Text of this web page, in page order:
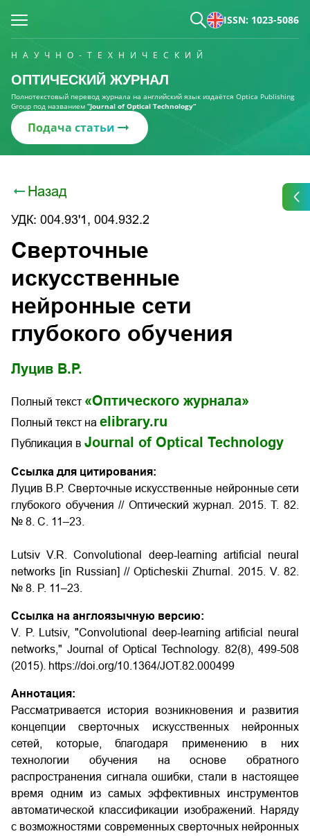
ISSN: 1023-5086
НАУЧНО-ТЕХНИЧЕСКИЙ
ОПТИЧЕСКИЙ ЖУРНАЛ
Полнотекстовый перевод журнала на английский язык издаётся Optica Publishing
Group под названием “Journal of Optical Technology“
Подача статьи
Назад
УДК: 004.93'1, 004.932.2
Сверточные
искусственные
нейронные сети
глубокого обучения
Луцив В.Р.
Полный текст «Оптического журнала»
Полный текст на elibrary.ru
Публикация в Journal of Optical Technology
Ссылка для цитирования:
Луцив В.Р. Сверточные искусственные нейронные сети
глубокого обучения// Оптический журнал. 2015. Т. 82.
№ 8. С. 11–23.
Lutsiv V.R.Convolutional deep-learning artificial neural
networks [in Russian] // Opticheskii Zhurnal. 2015. V. 82.
№ 8. P. 11–23.
Ссылка на англоязычную версию:
V. P. Lutsiv, "Convolutional deep-learning artificial neural
networks," Journal of Optical Technology. 82(8), 499-508
(2015). https://doi.org/10.1364/JOT.82.000499
Аннотация:
Рассматривается история возникновения и развития
концепции сверточных искусственных нейронных
сетей, которые, благодаря применению в них
технологии обучения на основе обратного
распространения сигнала ошибки, стали в настоящее
время одним из самых эффективных инструментов
автоматической классификации изображений. Наряду
с возможностями современных сверточных нейронных